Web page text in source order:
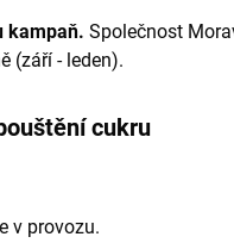
kampaň. Společnost
(září - leden).
cukru
v provozu.